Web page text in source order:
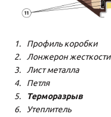
Профиль коробки
Лонжерон жесткости
Лист металла
Петля
Терморазрыв
Утеплитель